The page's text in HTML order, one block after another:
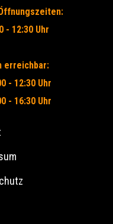
- 12:30 Uhr
erreichbar:
- 12:30 Uhr
- 16:30 Uhr